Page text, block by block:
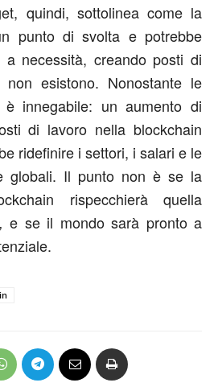
quindi, sottolinea come la
punto di svolta e potrebbe
necessità, creando posti di
esistono. Nonostante le
innegabile: un aumento di
di lavoro nella blockchain
ridefinire i settori, i salari e le
globali. Il punto non è se la
rispecchierà quella
e se il mondo sarà pronto a